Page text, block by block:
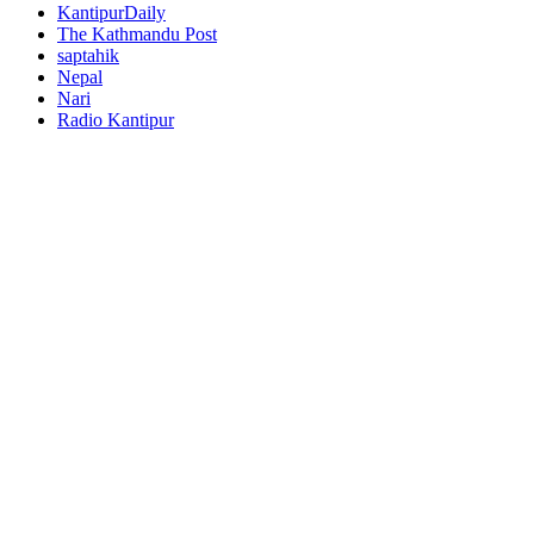
KantipurDaily
The Kathmandu Post
saptahik
Nepal
Nari
Radio Kantipur